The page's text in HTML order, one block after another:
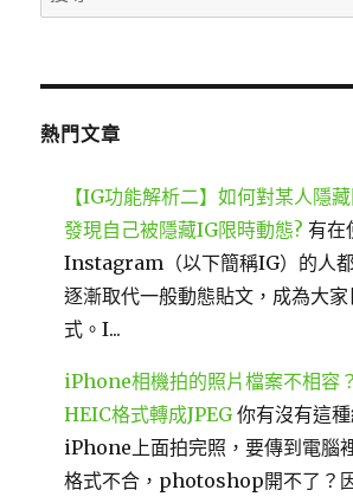
尋
鍵
熱門文章
【IG功能解析二】如何對某人隱
發現自己被隱藏IG限時動態? 有在
Instagram（以下簡稱IG）的人
逐漸取代一般動態貼文，成為大
式。I...
iPhone相機拍的照片檔案不相容
HEIC格式轉成JPEG 你有沒有這
iPhone上面拍完照，要傳到電腦
格式不合，photoshop開不了？